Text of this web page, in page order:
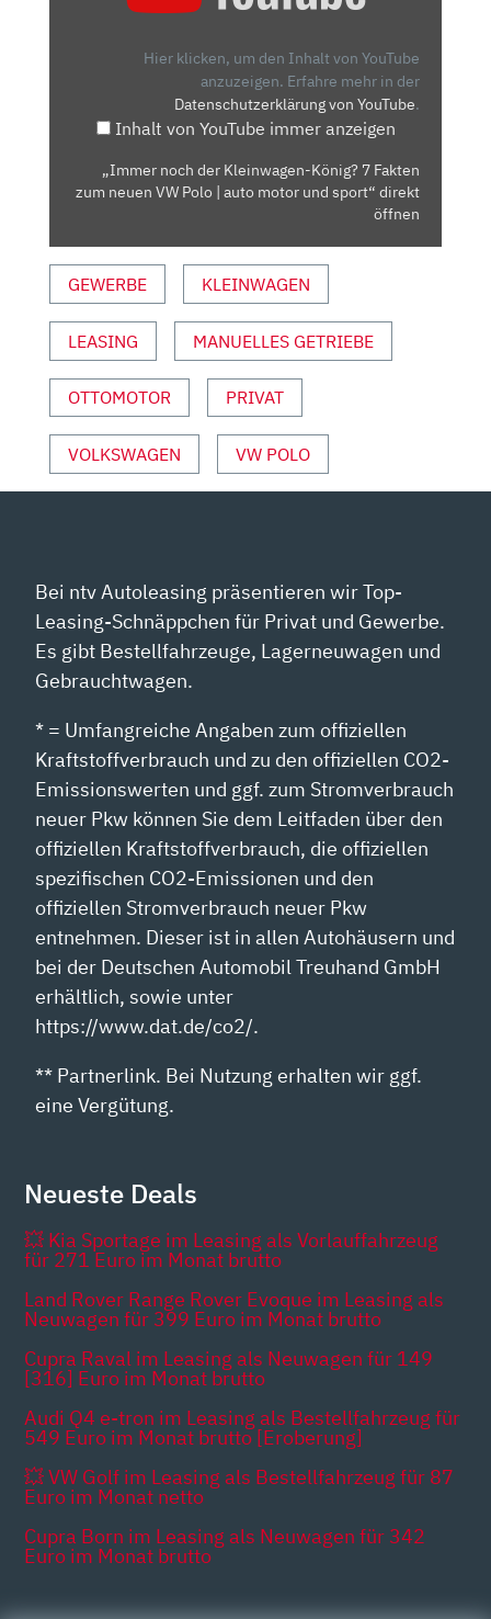
AUTO
MOTOR
UND
SPORT“
YOUTUBE
ANZEIGEN
Hier klicken, um den Inhalt von YouTube
anzuzeigen. Erfahre mehr in der
Datenschutzerklärung von YouTube.
Inhalt von YouTube immer anzeigen
„Immer noch der Kleinwagen-König? 7 Fakten
zum neuen VW Polo | auto motor und sport“ direkt
öffnen
GEWERBE KLEINWAGEN
LEASING MANUELLES GETRIEBE
OTTOMOTOR PRIVAT
VOLKSWAGEN VW POLO
Bei ntv Autoleasing präsentieren wir Top-
Leasing-Schnäppchen für Privat und Gewerbe.
Es gibt Bestellfahrzeuge, Lagerneuwagen und
Gebrauchtwagen.
* = Umfangreiche Angaben zum offiziellen
Kraftstoffverbrauch und zu den offiziellen CO2-
Emissionswerten und ggf. zum Stromverbrauch
neuer Pkw können Sie dem Leitfaden über den
offiziellen Kraftstoffverbrauch, die offiziellen
spezifischen CO2-Emissionen und den
offiziellen Stromverbrauch neuer Pkw
entnehmen. Dieser ist in allen Autohäusern und
bei der Deutschen Automobil Treuhand GmbH
erhältlich, sowie unter
https://www.dat.de/co2/.
** Partnerlink. Bei Nutzung erhalten wir ggf.
eine Vergütung.
Neueste Deals
💥 Kia Sportage im Leasing als Vorlauffahrzeug
für 271 Euro im Monat brutto
Land Rover Range Rover Evoque im Leasing als
Neuwagen für 399 Euro im Monat brutto
Cupra Raval im Leasing als Neuwagen für 149
[316] Euro im Monat brutto
Audi Q4 e-tron im Leasing als Bestellfahrzeug für
549 Euro im Monat brutto [Eroberung]
💥 VW Golf im Leasing als Bestellfahrzeug für 87
Euro im Monat netto
Cupra Born im Leasing als Neuwagen für 342
Euro im Monat brutto